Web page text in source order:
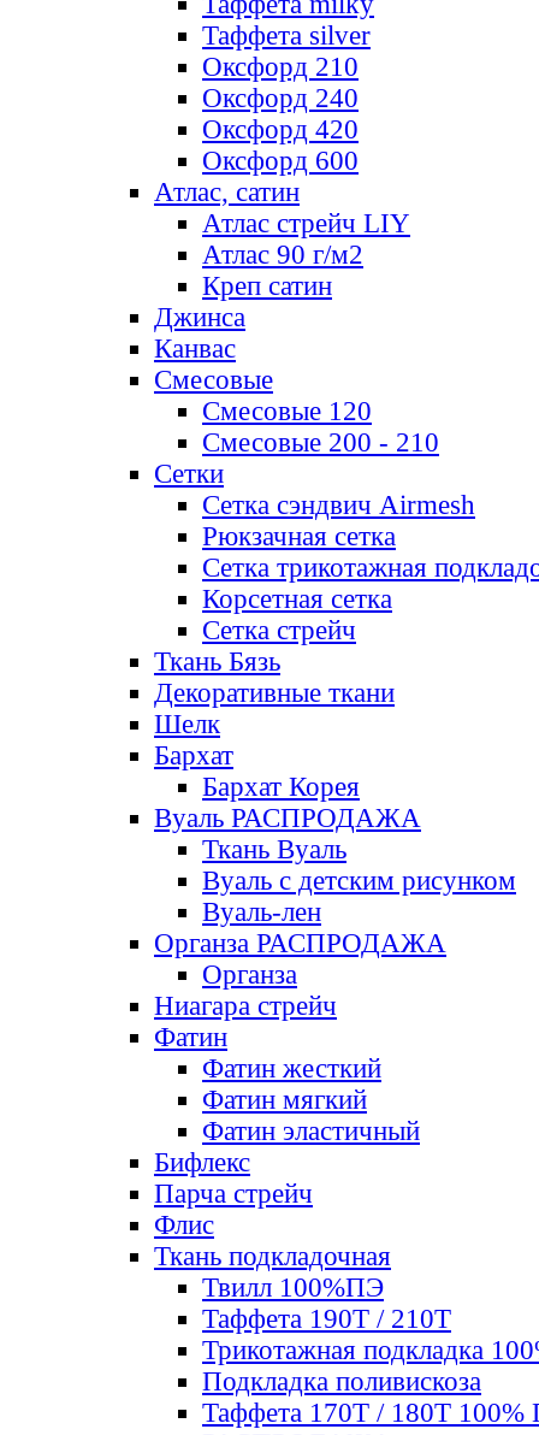
Таффета silver
Оксфорд 210
Оксфорд 240
Оксфорд 420
Оксфорд 600
Атлас, сатин
Атлас стрейч LIY
Атлас 90 г/м2
Креп сатин
Джинса
Канвас
Смесовые
Смесовые 120
Смесовые 200 - 210
Сетки
Сетка сэндвич Airmesh
Рюкзачная сетка
Сетка трикотажная
Корсетная сетка
Сетка стрейч
Ткань Бязь
Декоративные ткани
Шелк
Бархат
Бархат Корея
Вуаль РАСПРОДАЖА
Ткань Вуаль
Вуаль с детским рисунком
Вуаль-лен
Органза РАСПРОДАЖА
Органза
Ниагара стрейч
Фатин
Фатин жесткий
Фатин мягкий
Фатин элаcтичный
Бифлекс
Парча стрейч
Флис
Ткань подкладочная
Твилл 100%ПЭ
Таффета 190Т / 210Т
Трикотажная подкладка
Подкладка поливискоза
Таффета 170Т / 180Т 100%